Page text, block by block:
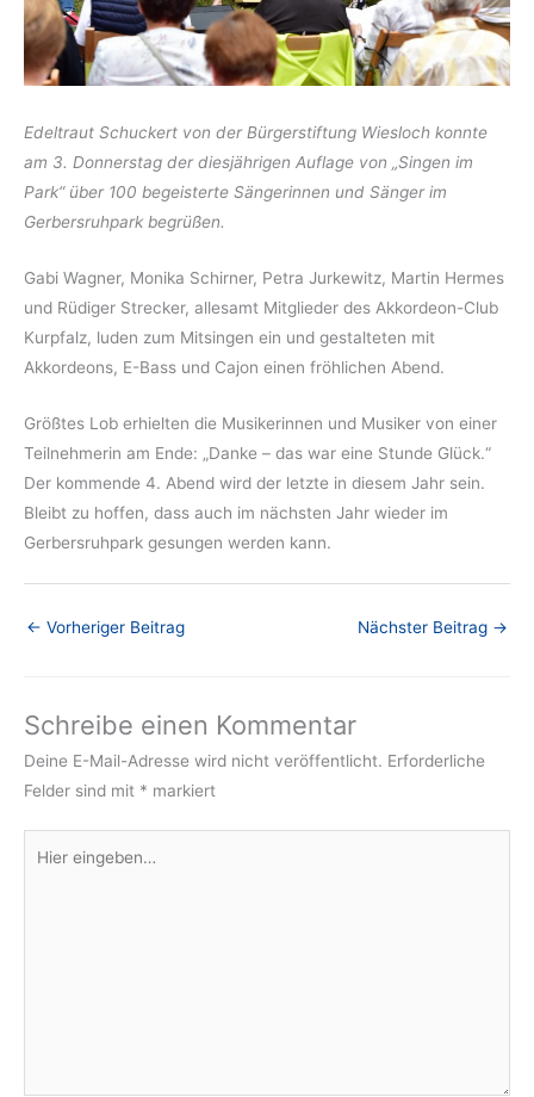
Edeltraut Schuckert von der Bürgerstiftung Wiesloch konnte
am 3. Donnerstag der diesjährigen Auflage von „Singen im
Park“ über 100 begeisterte Sängerinnen und Sänger im
Gerbersruhpark begrüßen.
Gabi Wagner, Monika Schirner, Petra Jurkewitz, Martin Hermes
und Rüdiger Strecker, allesamt Mitglieder des Akkordeon-Club
Kurpfalz, luden zum Mitsingen ein und gestalteten mit
Akkordeons, E-Bass und Cajon einen fröhlichen Abend.
Größtes Lob erhielten die Musikerinnen und Musiker von einer
Teilnehmerin am Ende: „Danke – das war eine Stunde Glück.“
Der kommende 4. Abend wird der letzte in diesem Jahr sein.
Bleibt zu hoffen, dass auch im nächsten Jahr wieder im
Gerbersruhpark gesungen werden kann.
← Vorheriger Beitrag Nächster Beitrag →
Schreibe einen Kommentar
Deine E-Mail-Adresse wird nicht veröffentlicht. Erforderliche
Felder sind mit * markiert
eingeben…